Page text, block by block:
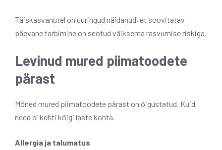
Täiskasvanutel on uuringud näidanud, et soovitatav
päevane tarbimine on seotud väiksema rasvumise riskiga.
Levinud mured piimatoodete
pärast
Mõned mured piimatoodete pärast on õigustatud. Kuid
need ei kehti kõigi laste kohta.
Allergia ja talumatus